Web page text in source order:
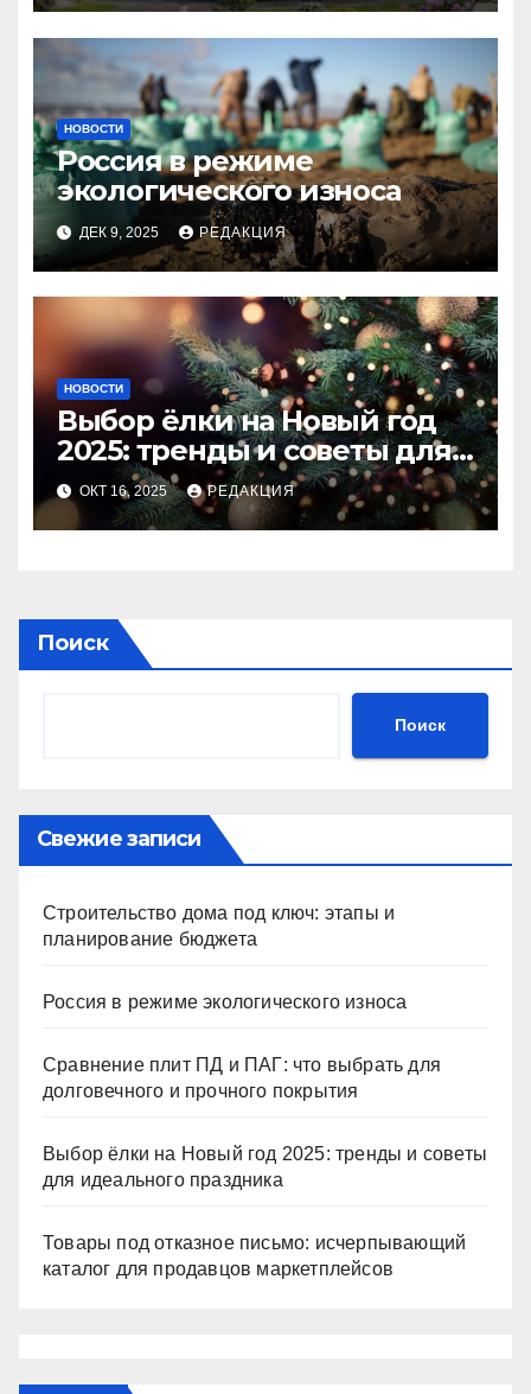
НОВОСТИ
Россия в режиме
экологического износа
ДЕК 9, 2025 РЕДАКЦИЯ
НОВОСТИ
Выбор ёлки на Новый год
2025: тренды и советы для
идеального праздника
ОКТ 16, 2025 РЕДАКЦИЯ
Поиск
Поиск
Свежие записи
Строительство дома под ключ: этапы и
планирование бюджета
Россия в режиме экологического износа
Сравнение плит ПД и ПАГ: что выбрать для
долговечного и прочного покрытия
Выбор ёлки на Новый год 2025: тренды и советы
для идеального праздника
Товары под отказное письмо: исчерпывающий
каталог для продавцов маркетплейсов